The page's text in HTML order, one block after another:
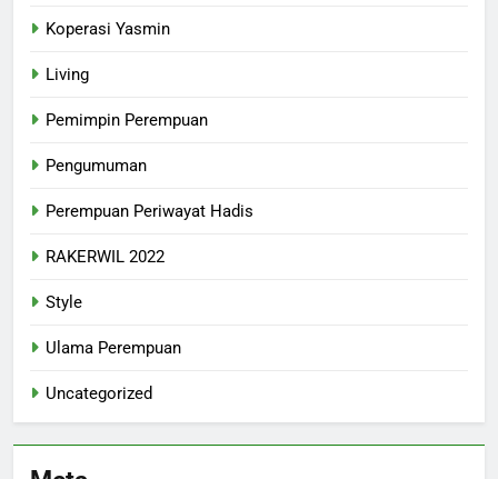
Koperasi Yasmin
Living
Pemimpin Perempuan
Pengumuman
Perempuan Periwayat Hadis
RAKERWIL 2022
Style
Ulama Perempuan
Uncategorized